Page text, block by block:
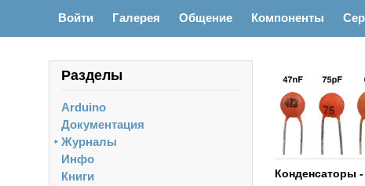
Войти Галерея Общение Компоненты
Разделы
Arduino
Документация
Журналы
►
Инфо
Книги
Конденсаторы